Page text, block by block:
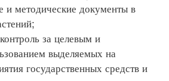
и методические документы в
за целевым и
выделяемых на
государственных средств и